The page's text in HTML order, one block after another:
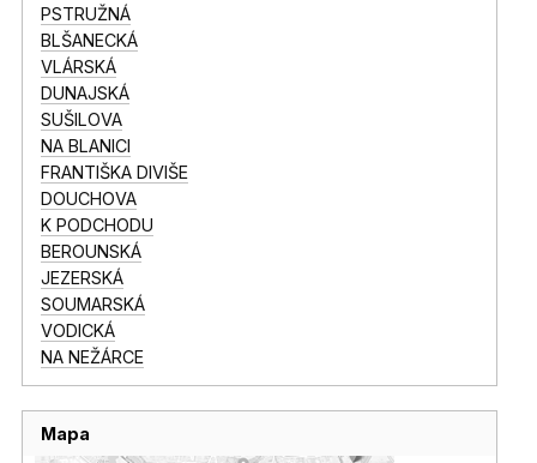
PSTRUŽNÁ
BLŠANECKÁ
VLÁRSKÁ
DUNAJSKÁ
SUŠILOVA
NA BLANICI
FRANTIŠKA DIVIŠE
DOUCHOVA
K PODCHODU
BEROUNSKÁ
JEZERSKÁ
SOUMARSKÁ
VODICKÁ
NA NEŽÁRCE
Mapa